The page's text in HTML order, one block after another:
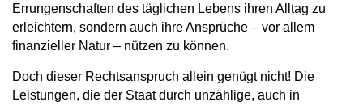
Errungenschaften des täglichen Lebens ihren Alltag zu
erleichtern, sondern auch ihre Ansprüche – vor allem
finanzieller Natur – nützen zu können.
Doch dieser Rechtsanspruch allein genügt nicht! Die
Leistungen, die der Staat durch unzählige, auch in